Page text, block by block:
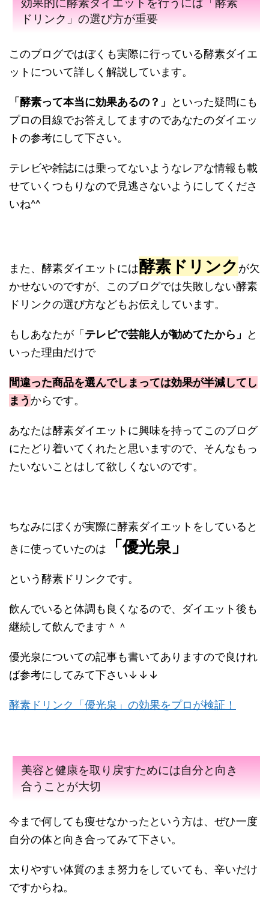
効果的に酵素ダイエットを行うには「酵素
ドリンク」の選び方が重要
このブログではぼくも実際に行っている酵素ダイエ
ットについて詳しく解説しています。
「酵素って本当に効果あるの？」
といった疑問にも
プロの目線でお答えしてますのであなたのダイエッ
トの参考にして下さい。
テレビや雑誌には乗ってないようなレアな情報も載
せていくつもりなので見逃さないようにしてくださ
いね^^
また、酵素ダイエットには酵素ドリンク が欠
かせないのですが、このブログでは失敗しない酵素
ドリンクの選び方などもお伝えしています。
もしあなたが「 テレビで芸能人が勧めてたから」
と
いった理由だけで
間違った商品を選んでしまっては効果が半減してし
まうからです。
あなたは酵素ダイエットに興味を持ってこのブログ
にたどり着いてくれたと思いますので、そんなもっ
たいないことはして欲しくないのです。
ちなみにぼくが実際に酵素ダイエットをしていると
きに使っていたのは
「優光泉」
という酵素ドリンクです。
飲んでいると体調も良くなるので、ダイエット後も
継続して飲んでます＾＾
優光泉についての記事も書いてありますので良けれ
ば参考にしてみて下さい↓↓↓
酵素ドリンク「優光泉」の効果をプロが検証！
美容と健康を取り戻すためには自分と向き
合うことが大切
今まで何しても痩せなかったという方は、ぜひ一度
自分の体と向き合ってみて下さい。
太りやすい体質のまま努力をしていても、辛いだけ
ですからね。